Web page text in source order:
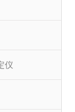
仪